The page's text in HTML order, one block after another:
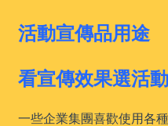
活動宣傳品用途
看宣傳效果選活
一些企業集團喜歡使用各